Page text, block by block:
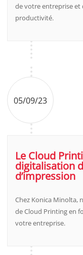
de votre entreprise et
productivité.
05/09/23
Le Cloud
digitalisation
d’impression
Chez Konica Minolta,
de Cloud Printing en
votre entreprise.